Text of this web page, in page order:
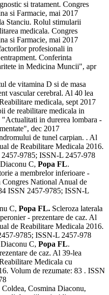
si tratament. Congres
si Farmacie, mai 2017
Stanciu. Rolul stimularii
medicala. Congres
si Farmacie, mai 2017
profesionali in
Conferinta
in Medicina Muncii", apr
de vitamina D si de masa
vascular cerebral. Al 40 lea
medicala, sept 2017
de reabilitare medicala in
in durerea lombara -
dec 2017
de tunel carpian. . Al
de Reabilitare Medicala 2016.
9785; ISSN-L 2457-978
C, Popa FL.
a membrelor inferioare -
National Anual de
ISSN 2457-9785; ISSN-L
C, Popa FL. Scleroza laterala
- prezentare de caz. Al
de Reabilitare Medicala 2016.
9785; ISSN-L 2457-978
C, Popa FL.
de caz. Al 39-lea
Medicala cu
Volum de rezumate: 83 . ISSN
Cosmina Diaconu,